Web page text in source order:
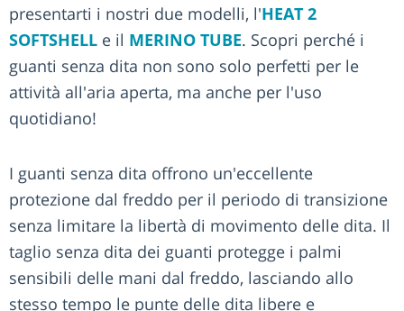
presentarti i nostri due modelli, l'HEAT 2
SOFTSHELL e il MERINO TUBE. Scopri perché i
guanti senza dita non sono solo perfetti per le
attività all'aria aperta, ma anche per l'uso
quotidiano!
I guanti senza dita offrono un'eccellente
protezione dal freddo per il periodo di transizione
senza limitare la libertà di movimento delle dita. Il
taglio senza dita dei guanti protegge i palmi
sensibili delle mani dal freddo, lasciando allo
stesso tempo le punte delle dita libere e